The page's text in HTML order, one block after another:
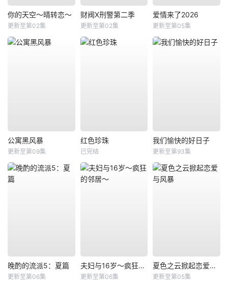
你的天空～晴转恋～
更新至第02集
财阀X刑警第二季
更新至第02集
爱情来了2026
更新至第05集
公寓黑风暴
更新至第09集
红色珍珠
已完结
我们愉快的好日子
更新至第93集
晚酌的流派5：夏篇
更新至第06集
夫妇与16岁～疯狂的邻居～
更新至第06集
夏色之云掀起恋爱与风暴
更新至第05集